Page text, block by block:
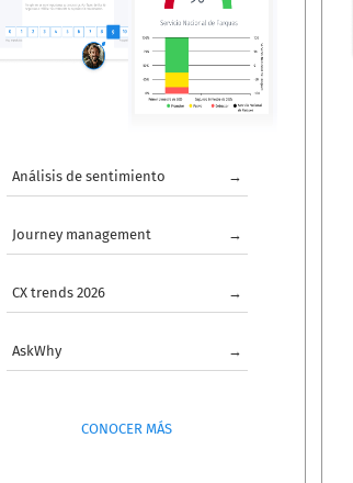
Análisis de sentimiento →
Journey management →
CX trends 2026 →
AskWhy →
CONOCER MÁS